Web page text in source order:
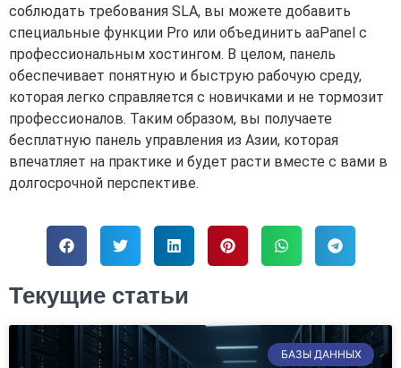
соблюдать требования SLA, вы можете добавить
специальные функции Pro или объединить aaPanel с
профессиональным хостингом. В целом, панель
обеспечивает понятную и быструю рабочую среду,
которая легко справляется с новичками и не тормозит
профессионалов. Таким образом, вы получаете
бесплатную панель управления из Азии, которая
впечатляет на практике и будет расти вместе с вами в
долгосрочной перспективе.
Текущие статьи
БАЗЫ ДАННЫХ